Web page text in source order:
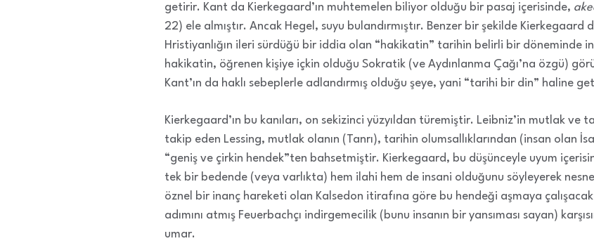
getirir. Kant da Kierkegaard’ın muhtemelen biliyor olduğu bir pasaj içerisinde,
22) ele almıştır. Ancak Hegel, suyu bulandırmıştır. Benzer bir şekilde Kierkegaard
Hristiyanlığın ileri sürdüğü bir iddia olan “hakikatin” tarihin belirli bir döneminde
hakikatin, öğrenen kişiye içkin olduğu Sokratik (ve Aydınlanma Çağı’na özgü)
Kant’ın da haklı sebeplerle adlandırmış olduğu şeye, yani “tarihi bir din” haline
Kierkegaard’ın bu kanıları, on sekizinci yüzyıldan türemiştir. Leibniz’in mutlak ve
takip eden Lessing, mutlak olanın (Tanrı), tarihin olumsallıklarından (insan olan İsa
“geniş ve çirkin hendek”ten bahsetmiştir. Kierkegaard, bu düşünceyle uyum
tek bir bedende (veya varlıkta) hem ilahi hem de insani olduğunu söyleyerek
öznel bir inanç hareketi olan Kalsedon itirafına göre bu hendeği aşmaya
adımını atmış Feuerbachçı indirgemecilik (bunu insanın bir yansıması sayan)
umar.